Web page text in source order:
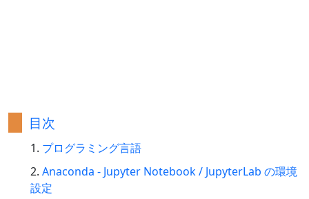
目次
プログラミング言語
Anaconda - Jupyter Notebook / JupyterLab の環境
設定